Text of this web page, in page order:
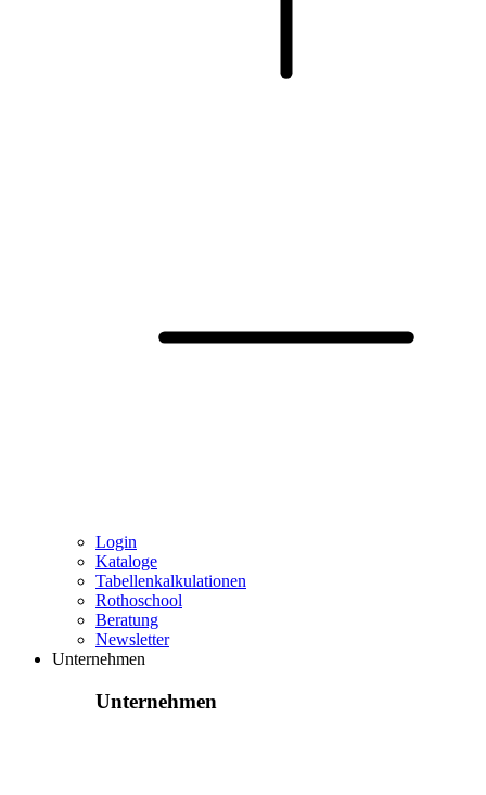
Login
Kataloge
Tabellenkalkulationen
Rothoschool
Beratung
Newsletter
Unternehmen
Unternehmen